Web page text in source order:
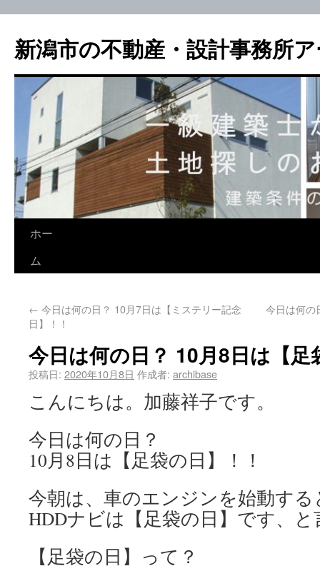
新潟市の不動産・設計事務所
ホー
ム
← 今日は何の日？ 10月7日は【ミステリー記念
日】！！
今日は何の
今日は何の日？ 10月8日は【足
投稿日: 2020年10月8日 作成者: archibase
こんにちは。加藤祥子です。
今日は何の日？
10月8日は【足袋の日】！！
今朝は、車のエンジンを始動す
HDDナビは【足袋の日】です、
【足袋の日】って？